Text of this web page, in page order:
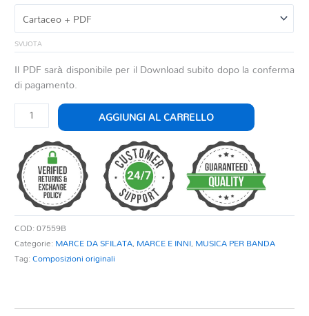
SVUOTA
Il PDF sarà disponibile per il Download subito dopo la conferma
di pagamento.
GRADARA
quantità
AGGIUNGI AL CARRELLO
COD:07559B
Categorie: MARCE DA SFILATA, MARCE E INNI, MUSICA PER BANDA
Tag:Composizioni originali